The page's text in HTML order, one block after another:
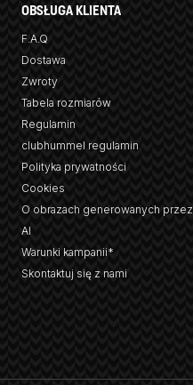
OBSŁUGA KLIENTA
F.A.Q
Dostawa
Zwroty
Tabela rozmiarów
Regulamin
clubhummel regulamin
Polityka prywatności
Cookies
O obrazach generowanych przez
AI
Warunki kampanii*
Skontaktuj się z nami